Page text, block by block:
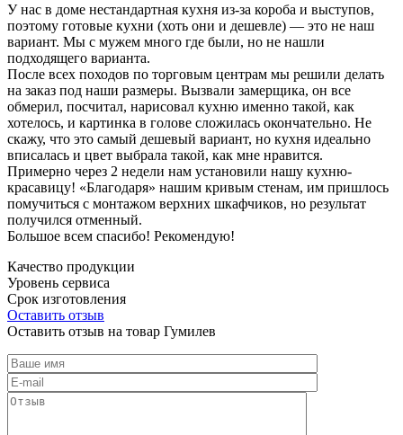
У нас в доме нестандартная кухня из-за короба и выступов,
поэтому готовые кухни (хоть они и дешевле) — это не наш
вариант. Мы с мужем много где были, но не нашли
подходящего варианта.
После всех походов по торговым центрам мы решили делать
на заказ под наши размеры. Вызвали замерщика, он все
обмерил, посчитал, нарисовал кухню именно такой, как
хотелось, и картинка в голове сложилась окончательно. Не
скажу, что это самый дешевый вариант, но кухня идеально
вписалась и цвет выбрала такой, как мне нравится.
Примерно через 2 недели нам установили нашу кухню-
красавицу! «Благодаря» нашим кривым стенам, им пришлось
помучиться с монтажом верхних шкафчиков, но результат
получился отменный.
Большое всем спасибо! Рекомендую!
Качество продукции
Уровень сервиса
Срок изготовления
Оставить отзыв
Оставить отзыв на товар Гумилев